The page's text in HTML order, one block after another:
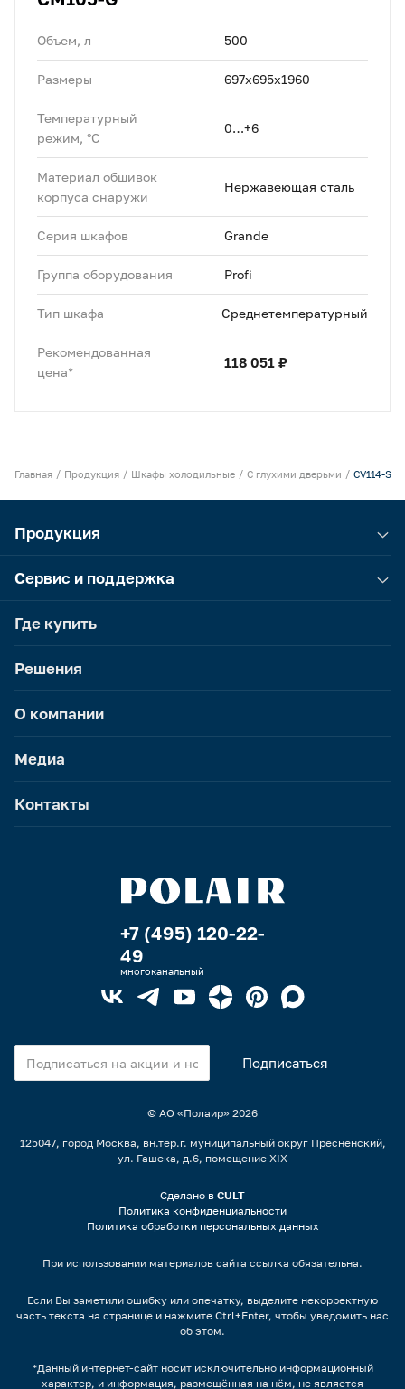
Объем, л 500
Размеры 697х695х1960
Температурный
режим, °C
0…+6
Материал обшивок
корпуса снаружи
Нержавеющая сталь
Серия шкафов Grande
Группа оборудования Profi
Тип шкафа Среднетемпературный
Рекомендованная
цена*
118 051 ₽
Главная Продукция Шкафы холодильные С глухими дверьми CV114-S
Продукция
Сервис и поддержка
Где купить
Решения
О компании
Медиа
Контакты
+7 (495) 120-22-
49
многоканальный
© АО «Полаир» 2026
125047, город Москва, вн.тер.г. муниципальный округ Пресненский,
ул. Гашека, д.6, помещение XIX
Сделано в CULT
Политика конфиденциальности
Политика обработки персональных данных
При использовании материалов сайта ссылка обязательна.
Если Вы заметили ошибку или опечатку, выделите некорректную
часть текста на странице и нажмите Ctrl+Enter, чтобы уведомить нас
об этом.
*Данный интернет-сайт носит исключительно информационный
характер, и информация, размещённая на нём, не является